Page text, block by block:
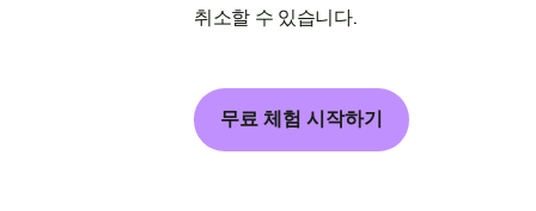
취소할 수 있습니다.
무료 체험 시작하기